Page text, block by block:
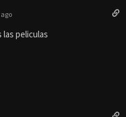
las peliculas